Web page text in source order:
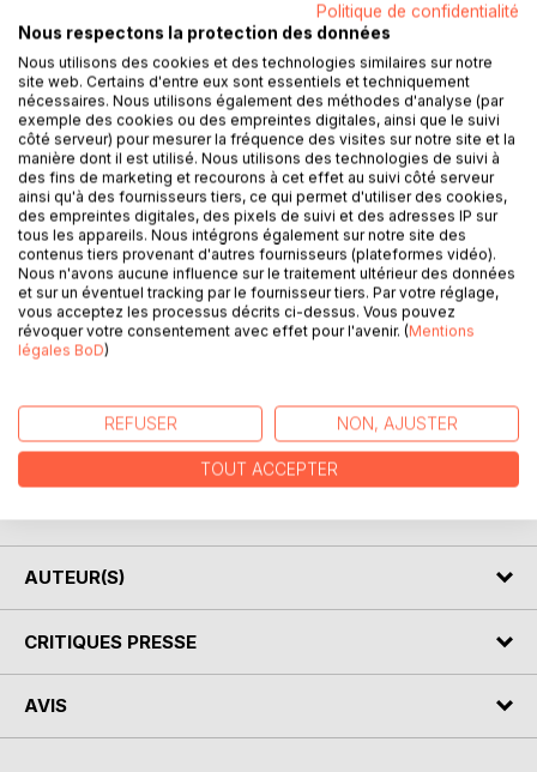
Ajouter à ma liste d'envies
Laisser un avis
DESCRIPTION
Dejar de fumar es un reto, el deseo permanente y
obsesivo de fumar, el aumento de peso y otros
estas horribles manchas en la piel, cómo no volverse
Tienes que rodearte de la energía adecuada, estos rituales
te ayudarán a desconectarte de manera efectiva y
AUTEUR(S)
CRITIQUES PRESSE
AVIS
Politique de confidentialité
Nous respectons la protection des données
Nous utilisons des cookies et des technologies similaires sur notre
site web. Certains d'entre eux sont essentiels et techniquement
nécessaires. Nous utilisons également des méthodes d'analyse (par
exemple des cookies ou des empreintes digitales, ainsi que le suivi
côté serveur) pour mesurer la fréquence des visites sur notre site et la
manière dont il est utilisé. Nous utilisons des technologies de suivi à
des fins de marketing et recourons à cet effet au suivi côté serveur
ainsi qu'à des fournisseurs tiers, ce qui permet d'utiliser des cookies,
des empreintes digitales, des pixels de suivi et des adresses IP sur
tous les appareils. Nous intégrons également sur notre site des
contenus tiers provenant d'autres fournisseurs (plateformes vidéo).
Nous n'avons aucune influence sur le traitement ultérieur des données
et sur un éventuel tracking par le fournisseur tiers. Par votre réglage,
vous acceptez les processus décrits ci-dessus. Vous pouvez
révoquer votre consentement avec effet pour l'avenir. (Mentions
légales BoD)
REFUSER NON, AJUSTER
TOUT ACCEPTER